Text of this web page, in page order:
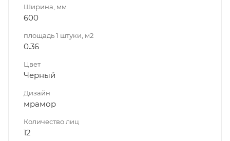
Ширина, мм
600
площадь 1 штуки, м2
0.36
Цвет
Черный
Дизайн
мрамор
Количество лиц
12